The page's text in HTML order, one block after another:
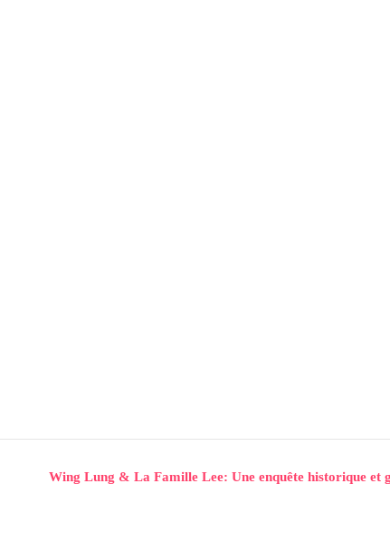
Wing Lung & La Famille Lee: Une enquête historique et